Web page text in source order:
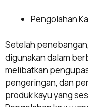
Pengolahan
Setelah
digunakan dalam
melibatkan
pengeringan, dan
produk kayu yang